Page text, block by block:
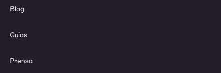
Blog
Guías
Prensa